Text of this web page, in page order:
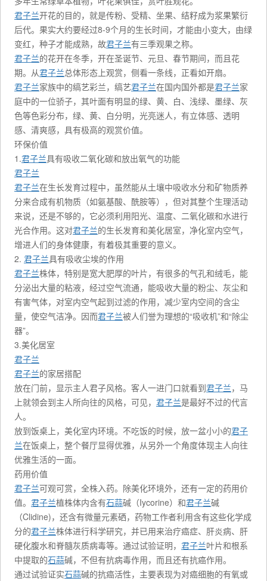
君子兰开花的目的，就是传粉、受精、坐果、结籽成为浆果繁衍
后代。果实大约要经过8-9个月的生长时间，才能由小变大，由绿
变红，种子才能成熟，故君子兰有三季观果之称。
君子兰的花开在冬季，开在圣诞节、元旦、春节期间，而且花
期。从君子兰总体形态上观赏，侧看一条线，正看如开扇。
君子兰家族中的缟艺彩兰，缟艺君子兰在国内国外都是君子兰家
庭中的一位骄子，其叶面有明显的绿、黄、白、浅绿、墨绿、灰
色等色彩分布，绿、黄、白分明，光亮迷人，有立体感、透明
感、清爽感，具有极高的观赏价值。
环保价值
1.君子兰具有吸收二氧化碳和放出氧气的功能
君子兰
君子兰在生长发育过程中，虽然能从土壤中吸收水分和矿物质养
分来合成有机物质（如氨基酸、酰胺等），但对其整个生理活动
来说，还是不够的，它必须利用阳光、温度、二氧化碳和水进行
光合作用。这对君子兰的生长发育和美化居室，净化室内空气，
增进人们的身体健康，有着极其重要的意义。
2. 君子兰具有吸收尘埃的作用
君子兰株体，特别是宽大肥厚的叶片，有很多的气孔和绒毛，能
分泌出大量的粘液，经过空气流通，能吸收大量的粉尘、灰尘和
有害气体，对室内空气起到过滤的作用，减少室内空间的含尘
量，使空气洁净。因而君子兰被人们誉为理想的“吸收机”和“除尘
器”。
3.美化居室
君子兰
君子兰的家居搭配
放在门前，显示主人君子风格。客人一进门口就看到君子兰，马
上就领会到主人所向往的风格，可见， 君子兰是最好不过的代言
人。
放到饭桌上，美化室内环境。不吃饭的时候，放一盆小小的君子
兰在饭桌上，整个餐厅显得优雅，从另外一个角度体现主人向往
优雅生活的一面。
药用价值
君子兰可观可赏，全株入药。除美化环境外，还有一定的药用价
值。 君子兰植株体内含有石蒜碱（Iycorine）和君子兰碱
（Clidine)，还含有微量元素硒，药物工作者利用含有这些化学成
分的君子兰株体进行科学研究，并已用来治疗癌症、肝炎病、肝
硬化腹水和脊髓灰质病毒等。通过试验证明， 君子兰叶片和根系
中提取的石蒜碱，不但有抗病毒作用，而且还有抗癌作用。
通过试验证实石蒜碱的抗癌活性，主要表现为对癌细胞的有氧或